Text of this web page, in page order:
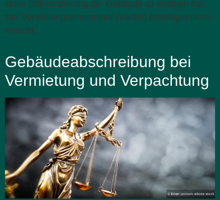
keine Differenzierung der Gebäude zu erfolgen hat.
Der Verwaltungsgerichtshof (VwGH) bestätigte diese
Ansicht.
Gebäudeabschreibung bei
Vermietung und Verpachtung